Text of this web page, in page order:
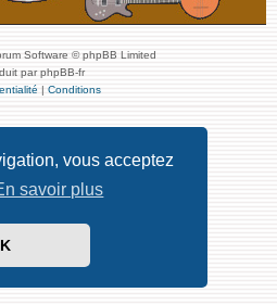
vous acceptez
savoir plus
Software © phpBB Limited
par phpBB-fr
| Conditions